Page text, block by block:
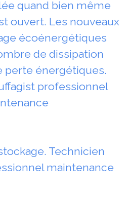
quand bien même
ouvert. Les nouveaux
écoénergétiques
de dissipation
perte énergétiques.
professionnel
Technicien
maintenance